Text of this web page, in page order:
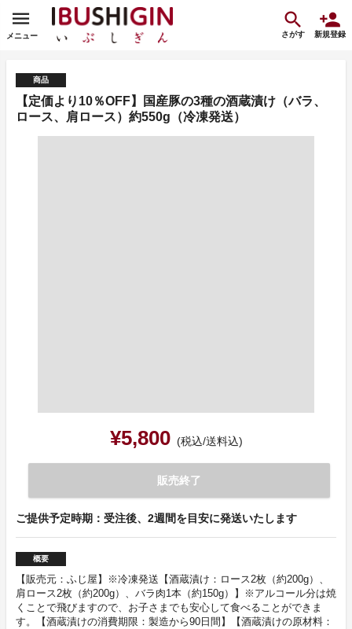
メニュー さがす 新規登録
商品
【定価より10％OFF】国産豚の3種の酒蔵漬け（バラ、
ロース、肩ロース）約550g（冷凍発送）
¥5,800 (税込/送料込)
販売終了
ご提供予定時期：受注後、2週間を目安に発送いたします
概要
【販売元：ふじ屋】※冷凍発送【酒蔵漬け：ロース2枚（約200g）、
肩ロース2枚（約200g）、バラ肉1本（約150g）】※アルコール分は焼
くことで飛びますので、お子さまでも安心して食べることができま
す。【酒蔵漬けの消費期限：製造から90日間】【酒蔵漬けの原材料：